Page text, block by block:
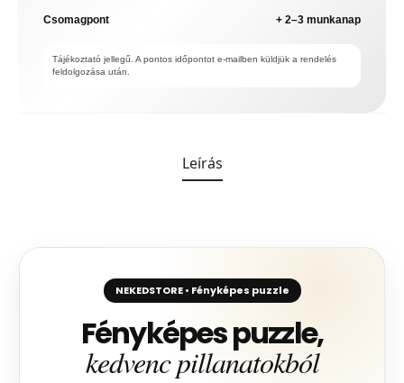
Csomagpont + 2–3 munkanap
Tájékoztató jellegű. A pontos időpontot e-mailben küldjük a rendelés
feldolgozása után.
Leírás
NEKEDSTORE • Fényképes puzzle
Fényképes puzzle,
kedvenc pillanatokból